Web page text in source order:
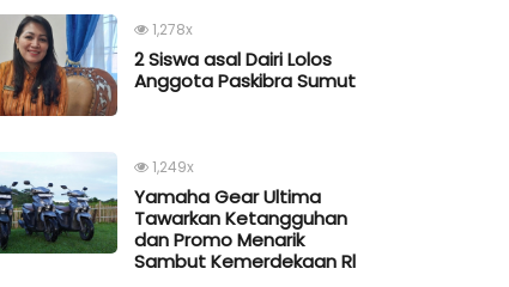
1,278x
2 Siswa asal Dairi Lolos
Anggota Paskibra Sumut
1,249x
Yamaha Gear Ultima
Tawarkan Ketangguhan
dan Promo Menarik
Sambut Kemerdekaan Rl